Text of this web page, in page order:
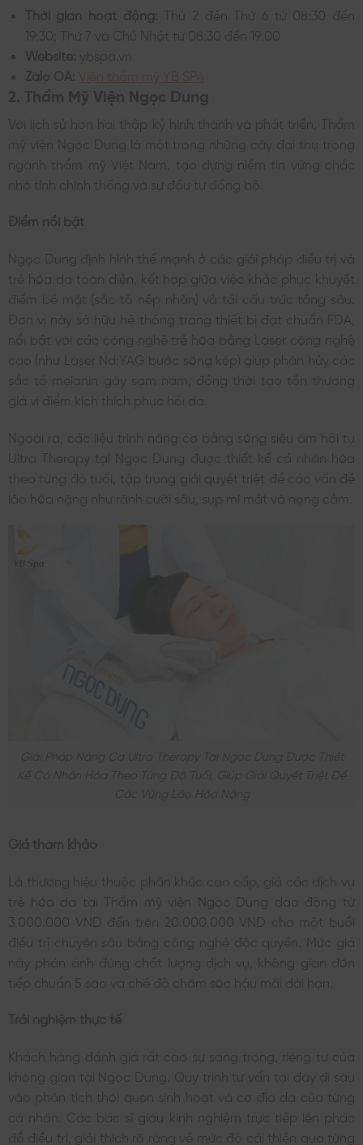
Thời gian hoạt động: Thứ 2 đến Thứ 6 từ 08:30 đến
19:30; Thứ 7 và Chủ Nhật từ 08:30 đến 19:00
Website: ybspa.vn
Zalo OA:
2. Thẩm Mỹ Viện Ngọc Dung
Với lịch sử hơn hai thập kỷ hình thành và phát triển, Thẩm
mỹ viện Ngọc Dung là một trong những cây đại thụ trong
ngành thẩm mỹ Việt Nam, tạo dựng niềm tin vững chắc
nhờ tính chính thống và sự đầu tư đồng bộ.
Điểm nổi bật
Ngọc Dung định hình thế mạnh ở các giải pháp điều trị và
trẻ hóa da toàn diện, kết hợp giữa việc khắc phục khuyết
điểm bề mặt (sắc tố nếp nhăn) và tái cấu trúc tầng sâu.
Đơn vị này sở hữu hệ thống trang thiết bị đạt chuẩn FDA,
nổi bật với các công nghệ trẻ hóa bằng Laser công nghệ
cao (như Laser Nd:YAG bước sóng kép) giúp phân hủy các
sắc tố melanin gây sạm nám, đồng thời tạo tổn thương
giả vi điểm kích thích phục hồi da.
Ngoài ra, các liệu trình nâng cơ bằng sóng siêu âm hội tụ
Ultra Therapy tại Ngọc Dung được thiết kế cá nhân hóa
theo từng độ tuổi, tập trung giải quyết triệt để các vấn đề
lão hóa nặng như rãnh cười sâu, sụp mí mắt và nọng cằm.
Giải Pháp Nâng Cơ Ultra Therapy Tại Ngọc Dung Được Thiết
Kế Cá Nhân Hóa Theo Từng Độ Tuổi, Giúp Giải Quyết Triệt Để
Các Vùng Lão Hóa Nặng
Giá tham khảo
Là thương hiệu thuộc phân khúc cao cấp, giá các dịch vụ
trẻ hóa da tại Thẩm mỹ viện Ngọc Dung dao động từ
3.000.000 VND đến trên 20.000.000 VND cho một buổi
điều trị chuyên sâu bằng công nghệ độc quyền. Mức giá
này phản ánh đúng chất lượng dịch vụ, không gian đón
tiếp chuẩn 5 sao và chế độ chăm sóc hậu mãi dài hạn.
Trải nghiệm thực tế
Khách hàng đánh giá rất cao sự sang trọng, riêng tư của
không gian tại Ngọc Dung. Quy trình tư vấn tại đây đi sâu
vào phân tích thói quen sinh hoạt và cơ địa da của từng
cá nhân. Các bác sĩ giàu kinh nghiệm trực tiếp lên phác
đồ điều trị, giải thích rõ ràng về mức độ cải thiện qua từng